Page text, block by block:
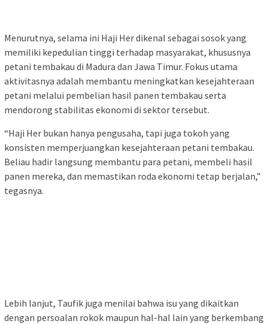
Menurutnya, selama ini Haji Her dikenal sebagai sosok yang
memiliki kepedulian tinggi terhadap masyarakat, khususnya
petani tembakau di Madura dan Jawa Timur. Fokus utama
aktivitasnya adalah membantu meningkatkan kesejahteraan
petani melalui pembelian hasil panen tembakau serta
mendorong stabilitas ekonomi di sektor tersebut.
“Haji Her bukan hanya pengusaha, tapi juga tokoh yang
konsisten memperjuangkan kesejahteraan petani tembakau.
Beliau hadir langsung membantu para petani, membeli hasil
panen mereka, dan memastikan roda ekonomi tetap berjalan,”
tegasnya.
Lebih lanjut, Taufik juga menilai bahwa isu yang dikaitkan
dengan persoalan rokok maupun hal-hal lain yang berkembang